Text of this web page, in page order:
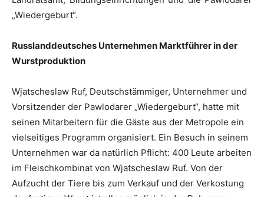
„Wiedergeburt“.
Russlanddeutsches Unternehmen Marktführer in der
Wurstproduktion
Wjatscheslaw Ruf, Deutschstämmiger, Unternehmer und
Vorsitzender der Pawlodarer „Wiedergeburt“, hatte mit
seinen Mitarbeitern für die Gäste aus der Metropole ein
vielseitiges Programm organisiert. Ein Besuch in seinem
Unternehmen war da natürlich Pflicht: 400 Leute arbeiten
im Fleischkombinat von Wjatscheslaw Ruf. Von der
Aufzucht der Tiere bis zum Verkauf und der Verkostung